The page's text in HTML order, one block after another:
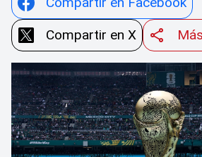
Compartir en X